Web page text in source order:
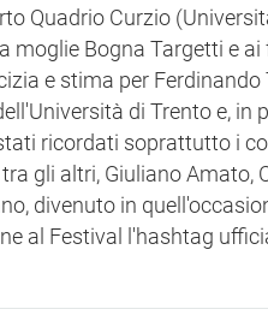
Quadrio Curzio
moglie Bogna Targetti e
e stima per Ferdinando
di Trento e,
ricordati soprattutto i
gli altri, Giuliano Amato,
divenuto in
al Festival l'hashtag